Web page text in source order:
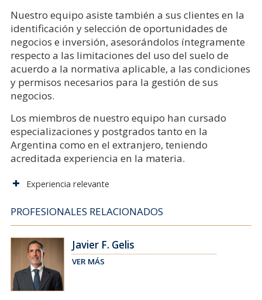
Nuestro equipo asiste también a sus clientes en la
identificación y selección de oportunidades de
negocios e inversión, asesorándolos íntegramente
respecto a las limitaciones del uso del suelo de
acuerdo a la normativa aplicable, a las condiciones
y permisos necesarios para la gestión de sus
negocios.
Los miembros de nuestro equipo han cursado
especializaciones y postgrados tanto en la
Argentina como en el extranjero, teniendo
acreditada experiencia en la materia.
Experiencia relevante
PROFESIONALES RELACIONADOS
Javier F. Gelis
VER MÁS